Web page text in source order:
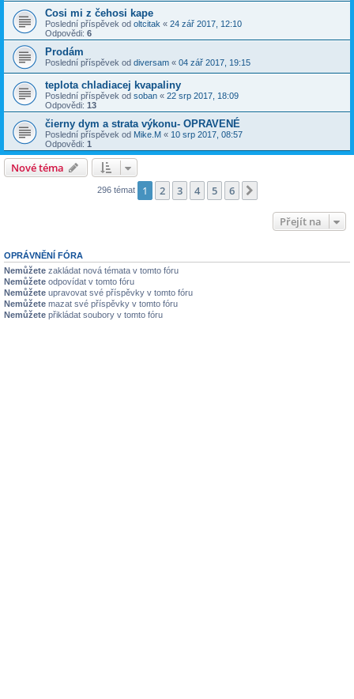
Cosi mi z čehosi kape
Poslední příspěvek od oltcitak « 24 zář 2017, 12:10
Odpovědi: 6
Prodám
Poslední příspěvek od diversam « 04 zář 2017, 19:15
teplota chladiacej kvapaliny
Poslední příspěvek od soban « 22 srp 2017, 18:09
Odpovědi: 13
čierny dym a strata výkonu- OPRAVENÉ
Poslední příspěvek od Mike.M « 10 srp 2017, 08:57
Odpovědi: 1
Nové téma
296 témat 1 2 3 4 5 6
Přejít na
OPRÁVNĚNÍ FÓRA
Nemůžete zakládat nová témata v tomto fóru
Nemůžete odpovídat v tomto fóru
Nemůžete upravovat své příspěvky v tomto fóru
Nemůžete mazat své příspěvky v tomto fóru
Nemůžete přikládat soubory v tomto fóru